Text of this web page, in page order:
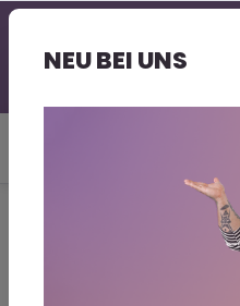
Ort | Großer
NEU BEI UNS